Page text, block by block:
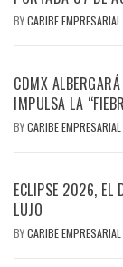
BYCARIBE EMPRESARIAL
CDMX
IMPULSA LA
BYCARIBE EMPRESARIAL
ECLIPSE 2026, EL
LUJO
BYCARIBE EMPRESARIAL